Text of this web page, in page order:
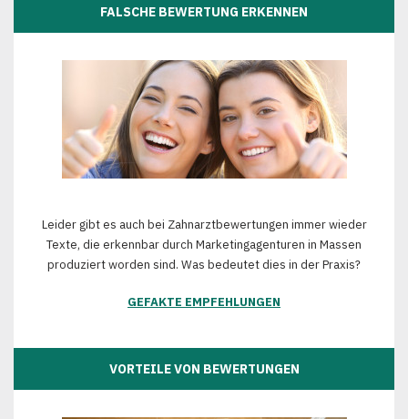
FALSCHE BEWERTUNG ERKENNEN
Leider gibt es auch bei Zahnarztbewertungen immer wieder
Texte, die erkennbar durch Marketingagenturen in Massen
produziert worden sind. Was bedeutet dies in der Praxis?
GEFAKTE EMPFEHLUNGEN
VORTEILE VON BEWERTUNGEN